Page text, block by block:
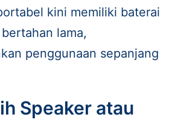
kini memiliki baterai
lama,
penggunaan sepanjang
Speaker atau